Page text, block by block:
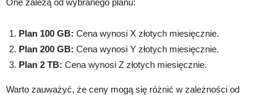
One zależą od wybranego planu:
Plan 100 GB: Cena wynosi X złotych miesięcznie.
Plan 200 GB: Cena wynosi Y złotych miesięcznie.
Plan 2 TB: Cena wynosi Z złotych miesięcznie.
Warto zauważyć, że ceny mogą się różnić w zależności od